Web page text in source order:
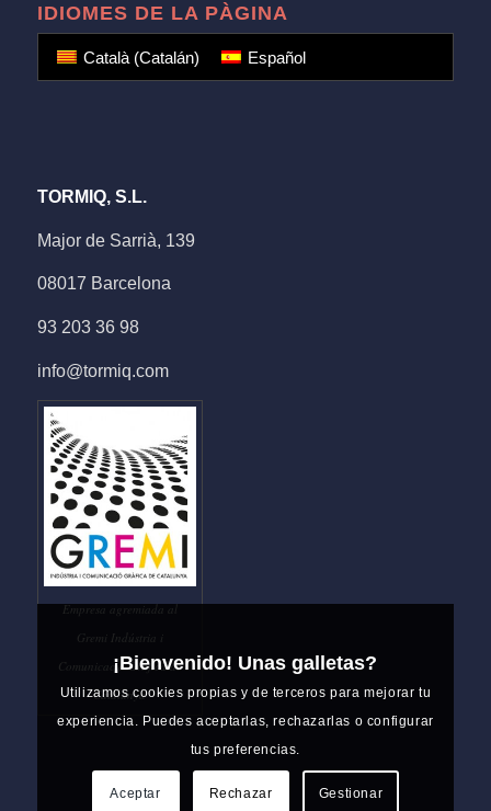
IDIOMES DE LA PÀGINA
Català(Catalán) Español
TORMIQ, S.L.
Major de Sarrià, 139
08017 Barcelona
93 203 36 98
info@tormiq.com
Empresa agremiada al
Gremi Indústria i
Comunicació Gràfica de
Catalunya
¡Bienvenido! Unas galletas?
Utilizamos cookies propias y de terceros para mejorar tu
experiencia. Puedes aceptarlas, rechazarlas o configurar
tus preferencias.
Aceptar Rechazar Gestionar